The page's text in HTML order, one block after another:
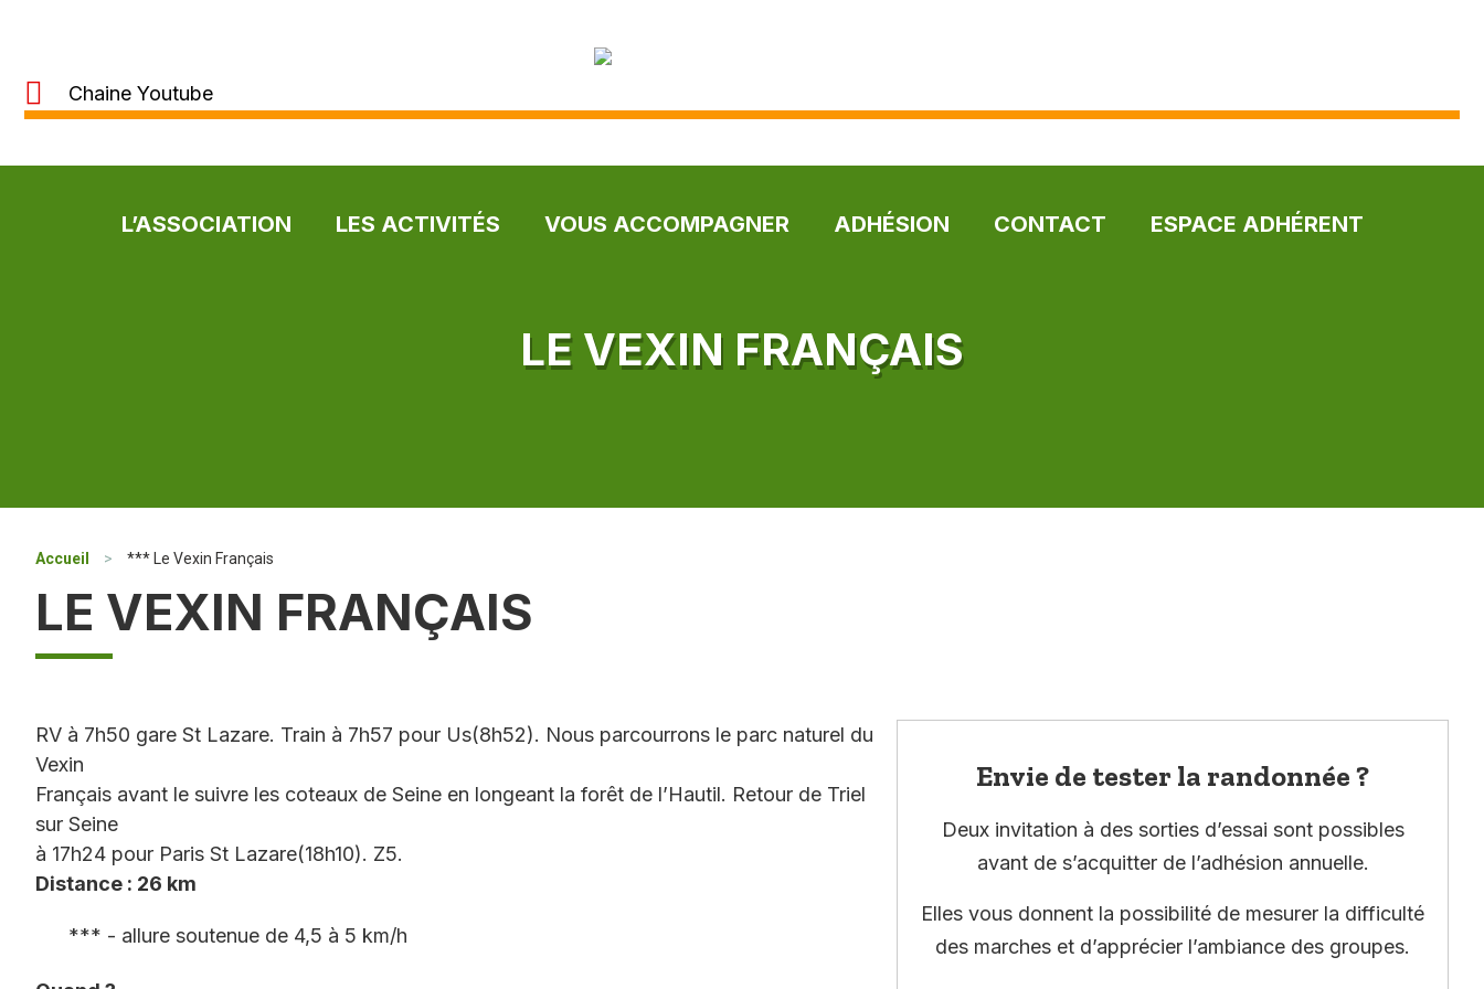
Chaine Youtube
L’ASSOCIATION LES ACTIVITÉS VOUS ACCOMPAGNER ADHÉSION CONTACT ESPACE ADHÉRENT
LE VEXIN FRANÇAIS
Accueil > *** Le Vexin Français
LE VEXIN FRANÇAIS
RV à 7h50 gare St Lazare. Train à 7h57 pour Us(8h52). Nous parcourrons le parc naturel du
Vexin
Français avant le suivre les coteaux de Seine en longeant la forêt de l’Hautil. Retour de Triel
sur Seine
à 17h24 pour Paris St Lazare(18h10). Z5.
Distance : 26 km
*** - allure soutenue de 4,5 à 5 km/h
Envie de tester la randonnée ?
Deux invitation à des sorties d’essai sont possibles
avant de s’acquitter de l’adhésion annuelle.
Elles vous donnent la possibilité de mesurer la difficulté
des marches et d’apprécier l’ambiance des groupes.